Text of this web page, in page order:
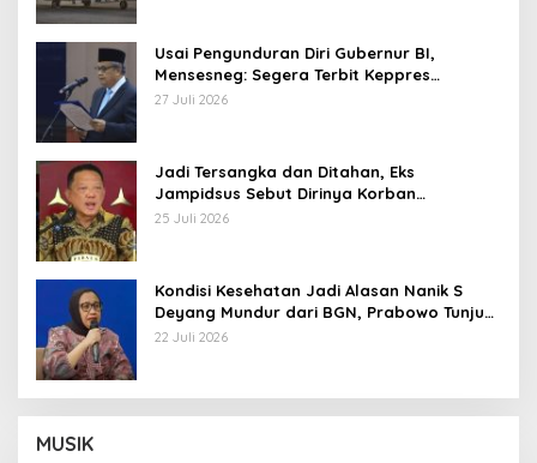
Usai Pengunduran Diri Gubernur BI,
Mensesneg: Segera Terbit Keppres
Pemberhentian dengan Hormat
27 Juli 2026
Jadi Tersangka dan Ditahan, Eks
Jampidsus Sebut Dirinya Korban
Kriminalisasi
25 Juli 2026
Kondisi Kesehatan Jadi Alasan Nanik S
Deyang Mundur dari BGN, Prabowo Tunjuk
Wamentan Sudaryono
22 Juli 2026
MUSIK